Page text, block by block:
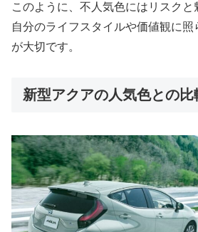
このように、不人気色にはリスクと
自分のライフスタイルや価値観に照
が大切です。
新型アクアの人気色との比